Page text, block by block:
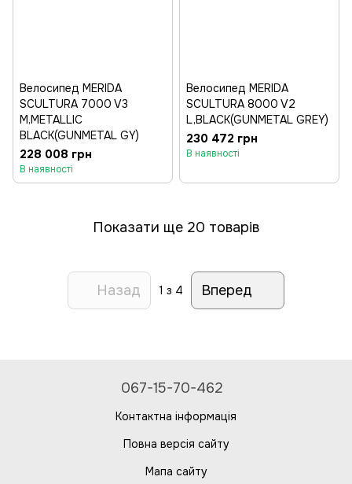
Велосипед MERIDA
SCULTURA 7000 V3
M,METALLIC
BLACK(GUNMETAL GY)
228 008 грн
В наявності
Велосипед MERIDA
SCULTURA 8000 V2
L,BLACK(GUNMETAL GREY)
230 472 грн
В наявності
Показати ще 20 товарів
Назад 1 з 4 Вперед
067-15-70-462
Контактна інформація
Повна версія сайту
Мапа сайту